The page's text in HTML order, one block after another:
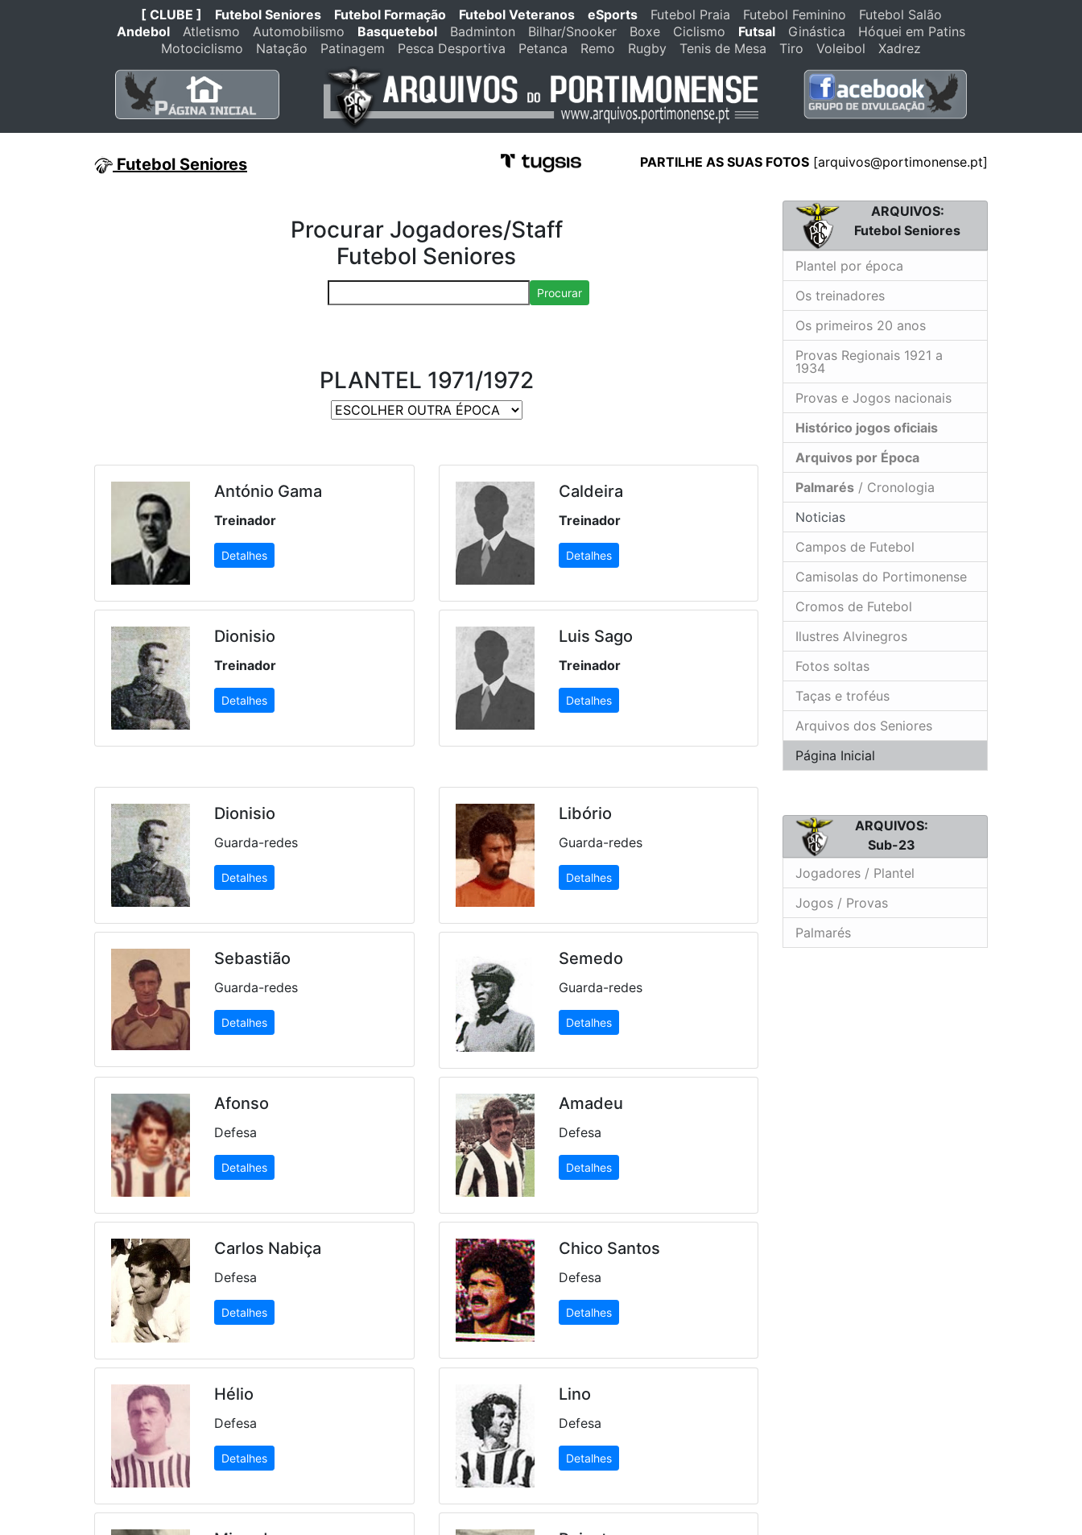
[ CLUBE ] Futebol Seniores Futebol Formação Futebol Veteranos eSports Futebol Praia Futebol Feminino
Futebol Salão
Andebol
Atletismo Automobilismo Basquetebol Badminton Bilhar/Snooker Boxe Ciclismo Futsal Ginástica
Hóquei em Patins
Motociclismo
Natação Patinagem Pesca Desportiva Petanca Remo Rugby Tenis de Mesa Tiro Voleibol Xadrez
Futebol Seniores PARTILHE AS SUAS FOTOS [arquivos@portimonense.pt]
Procurar Jogadores/Staff
Futebol Seniores
Procurar
PLANTEL 1971/1972
António Gama
Treinador
Detalhes
Caldeira
Treinador
Detalhes
Dionisio
Treinador
Detalhes
Luis Sago
Treinador
Detalhes
Dionisio
Guarda-redes
Detalhes
Libório
Guarda-redes
Detalhes
Sebastião
Guarda-redes
Detalhes
Semedo
Guarda-redes
Detalhes
Afonso
Defesa
Detalhes
Amadeu
Defesa
Detalhes
Carlos Nabiça
Defesa
Detalhes
Chico Santos
Defesa
Detalhes
Hélio
Defesa
Detalhes
Lino
Defesa
Detalhes
ARQUIVOS:
Futebol Seniores
Plantel por época
Os treinadores
Os primeiros 20 anos
Provas Regionais 1921 a
1934
Provas e Jogos nacionais
Histórico jogos oficiais
Arquivos por Época
Palmarés / Cronologia
Noticias
Campos de Futebol
Camisolas do Portimonense
Cromos de Futebol
Ilustres Alvinegros
Fotos soltas
Taças e troféus
Arquivos dos Seniores
Página Inicial
ARQUIVOS:
Sub-23
Jogadores / Plantel
Jogos / Provas
Palmarés